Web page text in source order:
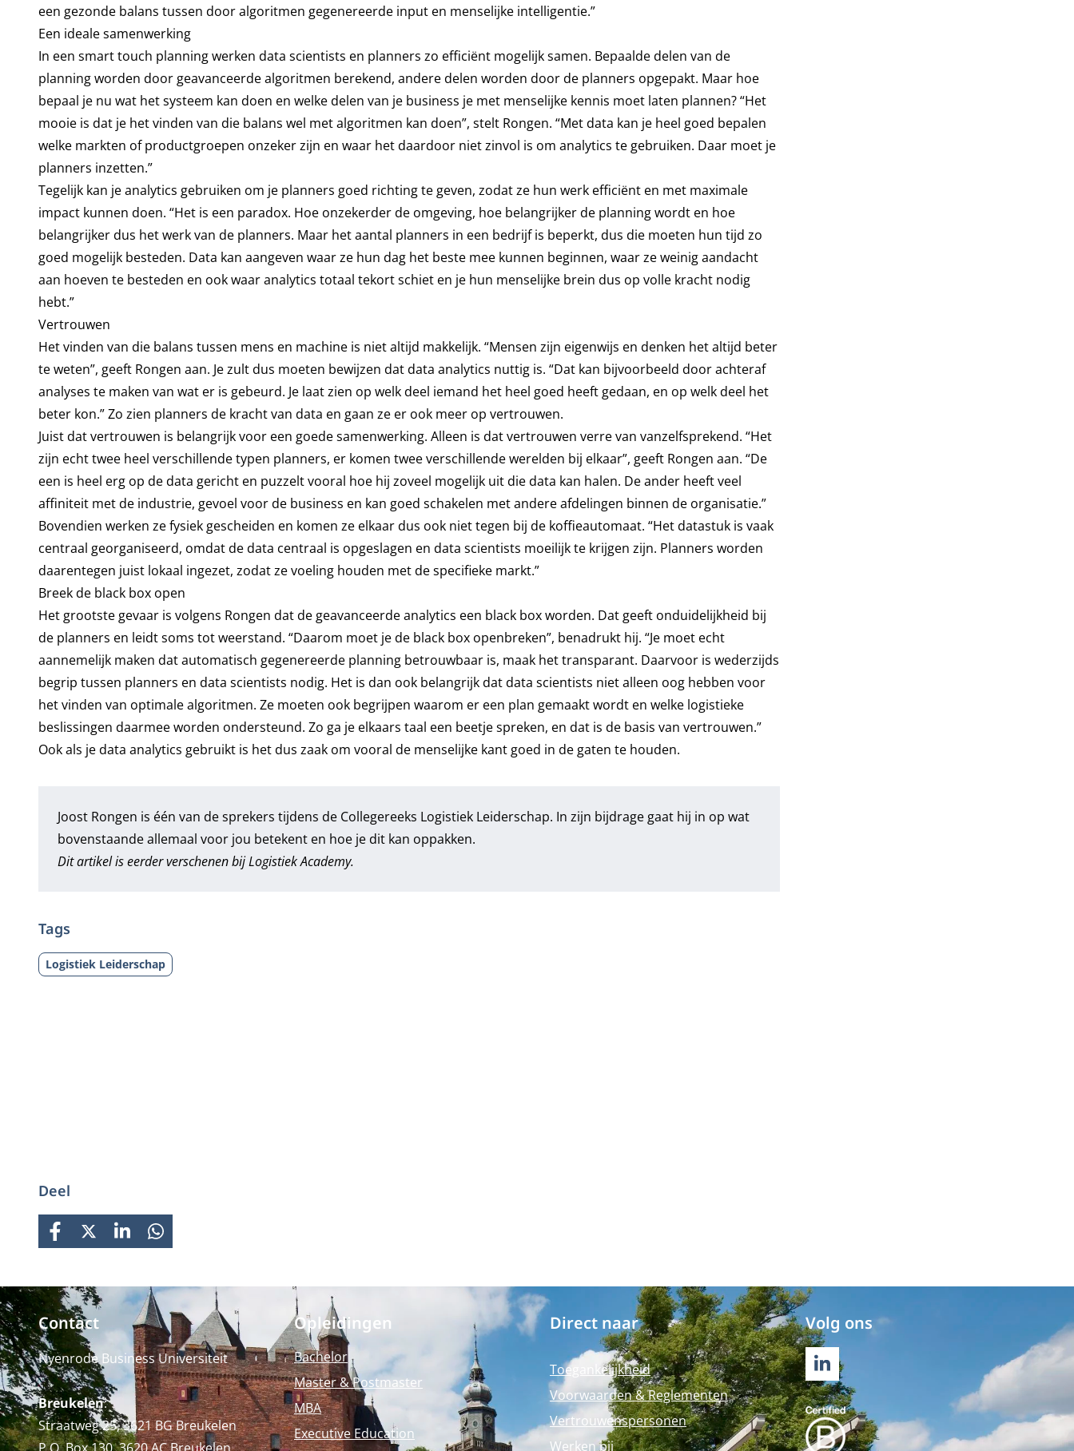
een gezonde balans tussen door algoritmen gegenereerde input en menselijke intelligentie.”
Een ideale samenwerking
In een smart touch planning werken data scientists en planners zo efficiënt mogelijk samen. Bepaalde delen van de
planning worden door geavanceerde algoritmen berekend, andere delen worden door de planners opgepakt. Maar hoe
bepaal je nu wat het systeem kan doen en welke delen van je business je met menselijke kennis moet laten plannen? “Het
mooie is dat je het vinden van die balans wel met algoritmen kan doen”, stelt Rongen. “Met data kan je heel goed bepalen
welke markten of productgroepen onzeker zijn en waar het daardoor niet zinvol is om analytics te gebruiken. Daar moet je
planners inzetten.”
Tegelijk kan je analytics gebruiken om je planners goed richting te geven, zodat ze hun werk efficiënt en met maximale
impact kunnen doen. “Het is een paradox. Hoe onzekerder de omgeving, hoe belangrijker de planning wordt en hoe
belangrijker dus het werk van de planners. Maar het aantal planners in een bedrijf is beperkt, dus die moeten hun tijd zo
goed mogelijk besteden. Data kan aangeven waar ze hun dag het beste mee kunnen beginnen, waar ze weinig aandacht
aan hoeven te besteden en ook waar analytics totaal tekort schiet en je hun menselijke brein dus op volle kracht nodig
hebt.”
Vertrouwen
Het vinden van die balans tussen mens en machine is niet altijd makkelijk. “Mensen zijn eigenwijs en denken het altijd beter
te weten”, geeft Rongen aan. Je zult dus moeten bewijzen dat data analytics nuttig is. “Dat kan bijvoorbeeld door achteraf
analyses te maken van wat er is gebeurd. Je laat zien op welk deel iemand het heel goed heeft gedaan, en op welk deel het
beter kon.” Zo zien planners de kracht van data en gaan ze er ook meer op vertrouwen.
Juist dat vertrouwen is belangrijk voor een goede samenwerking. Alleen is dat vertrouwen verre van vanzelfsprekend. “Het
zijn echt twee heel verschillende typen planners, er komen twee verschillende werelden bij elkaar”, geeft Rongen aan. “De
een is heel erg op de data gericht en puzzelt vooral hoe hij zoveel mogelijk uit die data kan halen. De ander heeft veel
affiniteit met de industrie, gevoel voor de business en kan goed schakelen met andere afdelingen binnen de organisatie.”
Bovendien werken ze fysiek gescheiden en komen ze elkaar dus ook niet tegen bij de koffieautomaat. “Het datastuk is vaak
centraal georganiseerd, omdat de data centraal is opgeslagen en data scientists moeilijk te krijgen zijn. Planners worden
daarentegen juist lokaal ingezet, zodat ze voeling houden met de specifieke markt.”
Breek de black box open
Het grootste gevaar is volgens Rongen dat de geavanceerde analytics een black box worden. Dat geeft onduidelijkheid bij
de planners en leidt soms tot weerstand. “Daarom moet je de black box openbreken”, benadrukt hij. “Je moet echt
aannemelijk maken dat automatisch gegenereerde planning betrouwbaar is, maak het transparant. Daarvoor is wederzijds
begrip tussen planners en data scientists nodig. Het is dan ook belangrijk dat data scientists niet alleen oog hebben voor
het vinden van optimale algoritmen. Ze moeten ook begrijpen waarom er een plan gemaakt wordt en welke logistieke
beslissingen daarmee worden ondersteund. Zo ga je elkaars taal een beetje spreken, en dat is de basis van vertrouwen.”
Ook als je data analytics gebruikt is het dus zaak om vooral de menselijke kant goed in de gaten te houden.
Joost Rongen is één van de sprekers tijdens de Collegereeks Logistiek Leiderschap. In zijn bijdrage gaat hij in op wat
bovenstaande allemaal voor jou betekent en hoe je dit kan oppakken.
Dit artikel is eerder verschenen bijLogistiek Academy.
Tags
Logistiek Leiderschap
Deel
FACEBOOK
X LINKEDINWHATSAPP
Contact
Nyenrode Business Universiteit
Breukelen:
Straatweg 25, 3621 BG Breukelen
Opleidingen
Bachelor
Master & Postmaster
MBA
Executive Education
Direct naar
Toegankelijkheid
Voorwaarden & Reglementen
Vertrouwenspersonen
Werken bij
Volg ons
LINKEDIN